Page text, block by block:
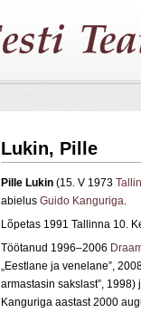
Lukin, Pille
Pille Lukin (15. V 1973
abielus Guido Kanguriga.
Lõpetas 1991 Tallinna 10.
Töötanud 1996–2006
„Eestlane ja venelane”,
armastasin sakslast”, 1998)
Kanguriga aastast 2000